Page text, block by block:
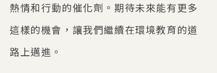
熱情和行動的催化劑。期待未來能有更多
這樣的機會，讓我們繼續在環境教育的道
路上邁進。